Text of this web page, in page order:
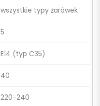
wszystkie typy żarówek
5
E14 (typ C35)
40
220-240